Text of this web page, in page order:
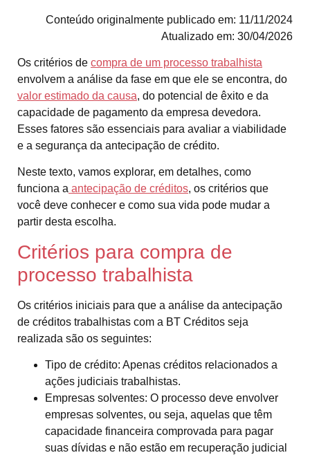
Conteúdo originalmente publicado em: 11/11/2024
Atualizado em: 30/04/2026
Os critérios de compra de um processo trabalhista
envolvem a análise da fase em que ele se encontra, do
valor estimado da causa, do potencial de êxito e da
capacidade de pagamento da empresa devedora.
Esses fatores são essenciais para avaliar a viabilidade
e a segurança da antecipação de crédito.
Neste texto, vamos explorar, em detalhes, como
funciona a antecipação de créditos, os critérios que
você deve conhecer e como sua vida pode mudar a
partir desta escolha.
Critérios para compra de
processo trabalhista
Os critérios iniciais para que a análise da antecipação
de créditos trabalhistas com a BT Créditos seja
realizada são os seguintes:
Tipo de crédito: Apenas créditos relacionados a
ações judiciais trabalhistas.
Empresas solventes: O processo deve envolver
empresas solventes, ou seja, aquelas que têm
capacidade financeira comprovada para pagar
suas dívidas e não estão em recuperação judicial